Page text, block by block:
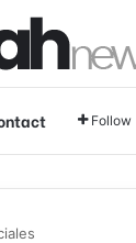
Follow